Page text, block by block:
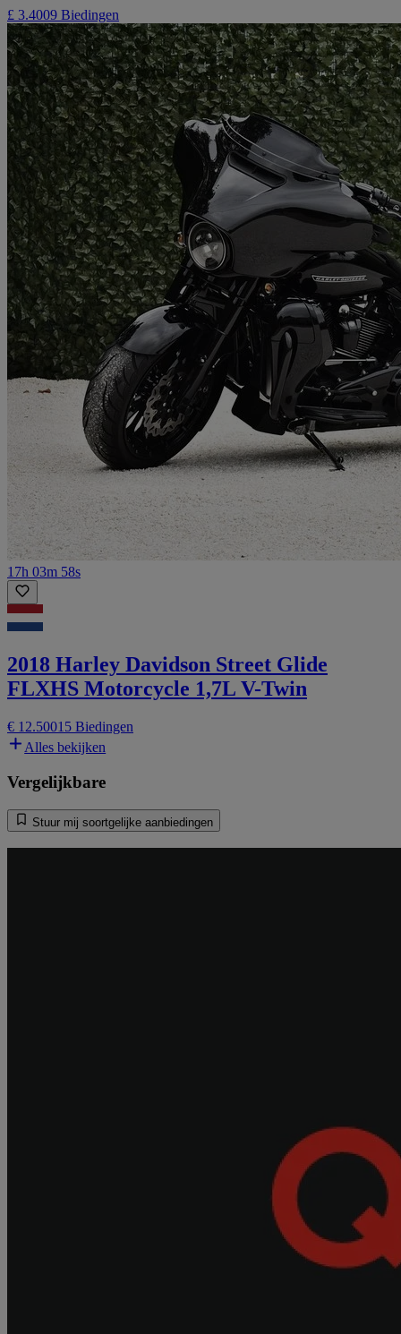
£ 3.4009 Biedingen
17h 03m 58s
2018 Harley Davidson Street Glide
FLXHS Motorcycle 1,7L V-Twin
€ 12.50015 Biedingen
Alles bekijken
Vergelijkbare
Stuur mij soortgelijke aanbiedingen